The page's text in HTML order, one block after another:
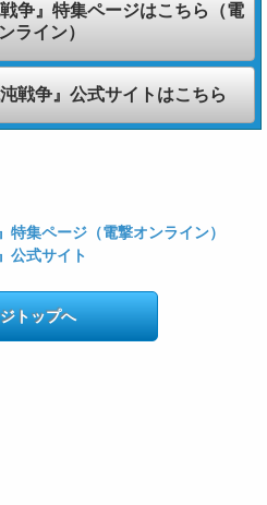
争』特集ページはこちら（電
ライン）
戦争』公式サイトはこちら
特集ページ（電撃オンライン）
公式サイト
トップへ